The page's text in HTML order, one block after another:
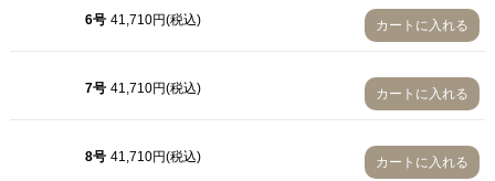
6号 41,710円(税込) カートに入れる
7号 41,710円(税込) カートに入れる
8号 41,710円(税込) カートに入れる